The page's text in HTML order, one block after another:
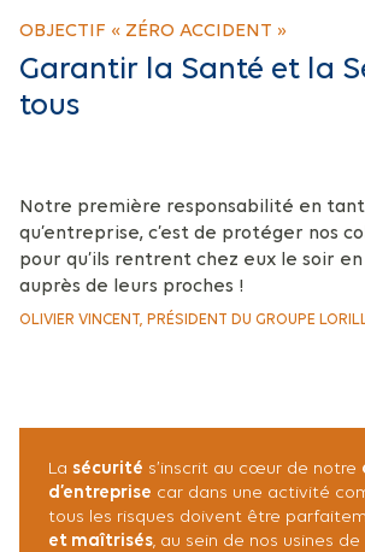
OBJECTIF « ZÉRO ACCIDENT »
Garantir la Santé et la
tous
Notre première responsabilité en tant
qu’entreprise, c’est de protéger nos
pour qu’ils rentrent chez eux le soir
auprès de leurs proches !
OLIVIER VINCENT, PRÉSIDENT DU GROUPE
Lasécurité s’inscrit au cœur de notre
d’entreprise car dans une activité
tous les risques doivent être
et maîtrisés, au sein de nos usines